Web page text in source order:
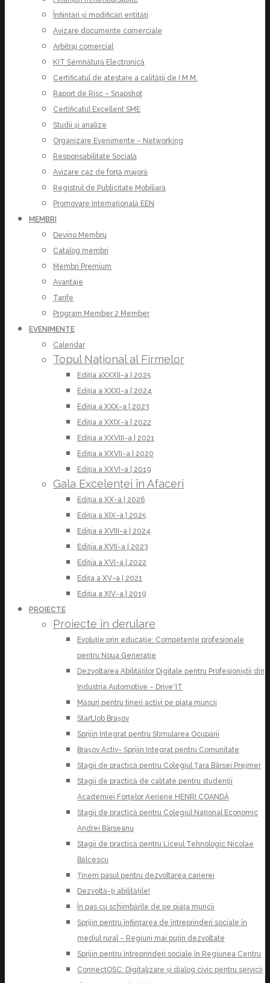
Înființări și modificări entități
Avizare documente comerciale
Arbitraj comercial
KIT Semnătură Electronică
Certificatul de atestare a calității de I.M.M.
Raport de Risc – Snapshot
Certificatul Excellent SME
Studii și analize
Organizare Evenimente – Networking
Responsabilitate Socială
Avizare caz de forță majoră
Registrul de Publicitate Mobiliară
Promovare Internațională EEN
MEMBRI
Devino Membru
Catalog membri
Membri Premium
Avantaje
Tarife
Program Member 2 Member
EVENIMENTE
Calendar
Topul Național al Firmelor
Ediția aXXXII-a | 2025
Ediția a XXXI-a | 2024
Ediția a XXX-a | 2023
Ediția a XXIX-a | 2022
Ediția a XXVIII-a | 2021
Ediția a XXVII-a | 2020
Ediția a XXVI-a | 2019
Gala Excelenței în Afaceri
Ediția a XX-a | 2026
Ediția a XIX-a | 2025
Ediția a XVIII-a | 2024
Ediția a XVII-a | 2023
Ediția a XVI-a | 2022
Edița a XV-a | 2021
Ediția a XIV-a | 2019
PROIECTE
Proiecte în derulare
Evoluție prin educație: Competențe profesionale
pentru Noua Generație
Dezvoltarea Abilităților Digitale pentru Profesioniștii din
Industria Automotive – Drive*IT
Măsuri pentru tineri activi pe piața muncii
StartJob Brașov
Sprijin Integrat pentru Stimularea Ocupării
Brașov Activ- Sprijin Integrat pentru Comunitate
Stagii de practică pentru Colegiul Țara Bârsei Prejmer
Stagii de practică de calitate pentru studenții
Academiei Forțelor Aeriene HENRI COANDĂ
Stagii de practică pentru Colegiul Național Economic
Andrei Bârseanu
Stagii de practică pentru Liceul Tehnologic Nicolae
Bălcescu
Ținem pasul pentru dezvoltarea carierei
Dezvoltă-ți abilitățile!
În pas cu schimbările de pe piața muncii
Sprijin pentru înființarea de întreprinderi sociale în
mediul rural – Regiuni mai puțin dezvoltate
Sprijin pentru întreprinderi sociale în Regiunea Centru
ConnectOSC: Digitalizare și dialog civic pentru servicii